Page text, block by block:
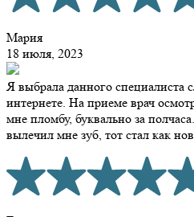
Мария
18 июля, 2023
Я выбрала данного специалиста
интернете. На приеме врач
мне пломбу, буквально за
вылечил мне зуб, тот стал как